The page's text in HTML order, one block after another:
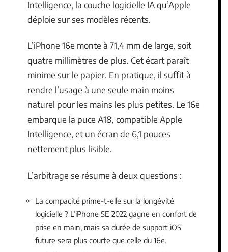
Intelligence, la couche logicielle IA qu’Apple
déploie sur ses modèles récents.
L’iPhone 16e monte à 71,4 mm de large, soit
quatre millimètres de plus. Cet écart paraît
minime sur le papier. En pratique, il suffit à
rendre l’usage à une seule main moins
naturel pour les mains les plus petites. Le 16e
embarque la puce A18, compatible Apple
Intelligence, et un écran de 6,1 pouces
nettement plus lisible.
L’arbitrage se résume à deux questions :
La compacité prime-t-elle sur la longévité
logicielle ? L’iPhone SE 2022 gagne en confort de
prise en main, mais sa durée de support iOS
future sera plus courte que celle du 16e.